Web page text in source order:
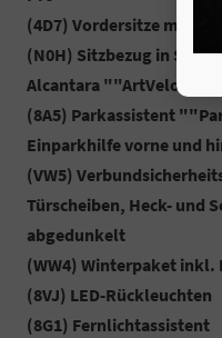
(4D7) Vordersitze mit
(N0H) Sitzbezug in
Alcantara ""ArtVelours""
(8A5) Parkassistent
Einparkhilfe vorne und
(VW5)
Türscheiben, Heck- und
abgedunkelt
(WW4) Winterpaket inkl.
(8VJ) LED-Rückleuchten
(8G1) Fernlichtassistent